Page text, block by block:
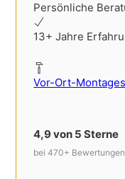
Persönliche
13+ Jahre
Vor-Ort-
4,9 von 5 Sterne
bei 470+ Bewertungen